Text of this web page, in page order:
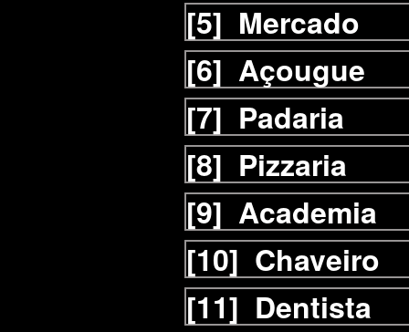
[5] Mercado
[6] Açougue
[7] Padaria
[8] Pizzaria
[9] Academia
[10] Chaveiro
[11] Dentista